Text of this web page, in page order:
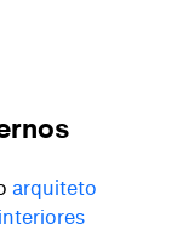
arquiteto